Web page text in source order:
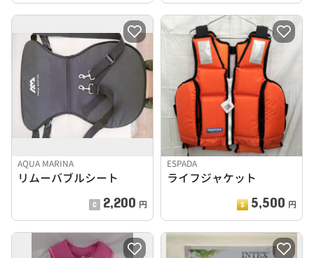
AQUA MARINA
リムーバブルシート
2,200 円
ESPADA
ライフジャケット
5,500 円